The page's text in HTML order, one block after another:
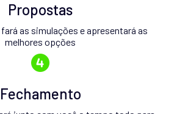
Propostas
as simulações e apresentará as
melhores opções
Fechamento